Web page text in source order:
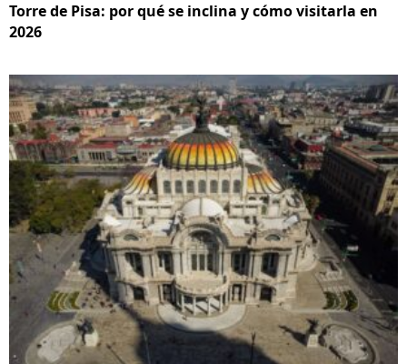
Torre de Pisa: por qué se inclina y cómo visitarla en
2026